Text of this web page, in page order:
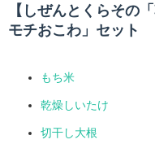
【しぜんとくらその
モチおこわ」セット
もち米
乾燥しいたけ
切干し大根